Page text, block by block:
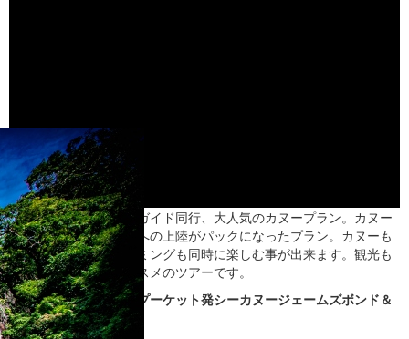
プーケット発、日本語ガイド同行、大人気のカヌープラン。カヌー
とジェームズボンド島への上陸がパックになったプラン。カヌーも
洞窟探検も観光もスイミングも同時に楽しむ事が出来ます。観光も
楽しみたい方にはオススメのツアーです。
こんな方におススメ、プーケット発シーカヌージェームズボンド＆
洞窟探検ツアー